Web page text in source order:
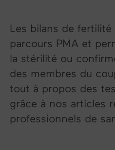
Les bilans de fertilité
parcours PMA et
la stérilité ou
des membres du
tout à propos des
grâce à nos articles
professionnels de